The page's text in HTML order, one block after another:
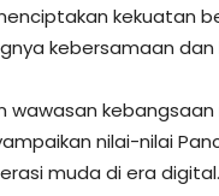
kekuatan
kebersamaan
wawasan
nilai-nilai
muda di era digital.